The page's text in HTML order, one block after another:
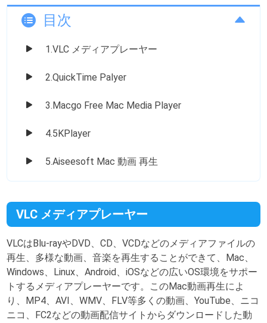
目次
1.VLC メディアプレーヤー
2.QuickTime Palyer
3.Macgo Free Mac Media Player
4.5KPlayer
5.Aiseesoft Mac 動画 再生
VLC メディアプレーヤー
VLCはBlu-rayやDVD、CD、VCDなどのメディアファイルの
再生、多様な動画、音楽を再生することができて、Mac、
Windows、Linux、Android、iOSなどの広いOS環境をサポー
トするメディアプレーヤーです。このMac動画再生によ
り、MP4、AVI、WMV、FLV等多くの動画、YouTube、ニコ
ニコ、FC2などの動画配信サイトからダウンロードした動